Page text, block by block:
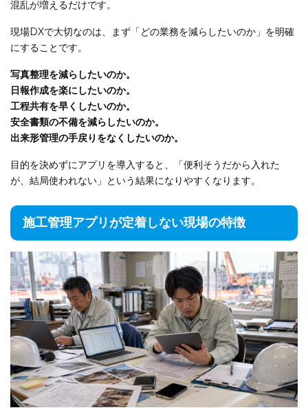
混乱が増えるだけです。
現場DXで大切なのは、まず「どの業務を減らしたいのか」を明確
にすることです。
写真整理を減らしたいのか。
日報作成を楽にしたいのか。
工程共有を早くしたいのか。
安全書類の不備を減らしたいのか。
出来形管理の手戻りをなくしたいのか。
目的を決めずにアプリを導入すると、「便利そうだから入れた
が、結局使われない」という結果になりやすくなります。
施工管理アプリが定着しない現場の特徴